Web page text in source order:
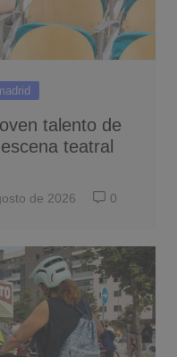
talento de
teatral
de 2026 0